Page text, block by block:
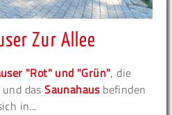
Zur Allee
"Rot" und "Grün", die
und dasSaunahausbefinden
in...